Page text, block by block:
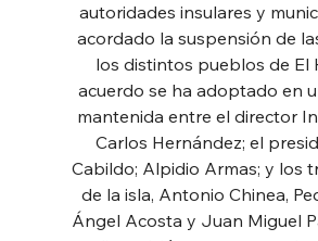
autoridades insulares y
acordado la suspensión de
los distintos pueblos de El
acuerdo se ha adoptado en
mantenida entre el director
Carlos Hernández; el
Cabildo; Alpidio Armas; y los
de la isla, Antonio Chinea,
Ángel Acosta y Juan Miguel